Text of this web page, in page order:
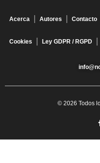
Acerca Autores Contacto
Cookies Ley GDPR / RGPD
© 2026 Todos